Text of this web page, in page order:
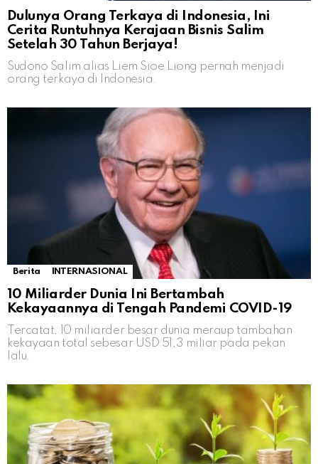
Dulunya Orang Terkaya di Indonesia, Ini
Cerita Runtuhnya Kerajaan Bisnis Salim
Setelah 30 Tahun Berjaya!
Sudono Salim alias Liem Sioe Liong pernah menjadi
orang terkaya di Indonesia.
Berita INTERNASIONAL
10 Miliarder Dunia Ini Bertambah
Kekayaannya di Tengah Pandemi COVID-19
Tercatat, 10 miliarder besar dunia meraup tambahan
kekayaan total sebesar USD 51,3 miliar pada pekan
lalu.